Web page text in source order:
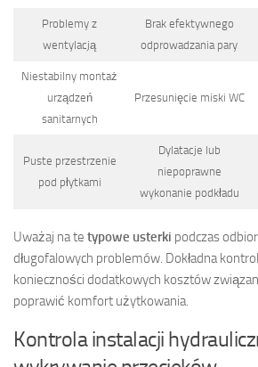
Problemy z
wentylacją
Brak efektywnego
odprowadzania pary
Niestabilny montaż
urządzeń
sanitarnych
Przesunięcie miski WC
Puste przestrzenie
pod płytkami
Dylatacje lub
niepoprawne
wykonanie podkładu
Uważaj na te typowe usterki podczas
długofalowych problemów. Dokładna
konieczności dodatkowych kosztów
poprawić komfort użytkowania.
Kontrola instalacji